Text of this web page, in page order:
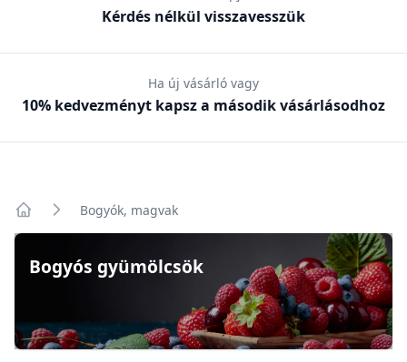
Kérdés nélkül visszavesszük
Ha új vásárló vagy
10% kedvezményt kapsz a második vásárlásodhoz
Főoldal
Bogyók, magvak
Bogyós gyümölcsök